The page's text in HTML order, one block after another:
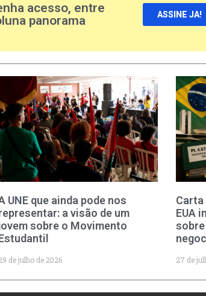
acesso, entre
panorama
ASSINE JA!
UNE que ainda pode nos
a visão de um
sobre o Movimento
de julho de 2026
EUA
27 de